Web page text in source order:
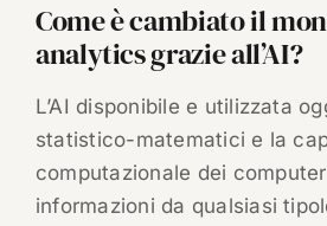
Come è cambiato il
analytics grazie all’AI?
L’AI disponibile e utilizzata
statistico-matematici e la
computazionale dei
informazioni da qualsiasi